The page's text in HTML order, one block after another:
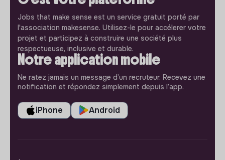
Jobs that make sense est un service gratuit porté par
l'association makesense. Utilisez-le pour accélerer votre
projet et participez à construire une société plus
respectueuse, inclusive et durable.
Notre application mobile
Ne ratez jamais un message d’un recruteur. Recevez une
notification et répondez simplement depuis l’app.
iPhone Android